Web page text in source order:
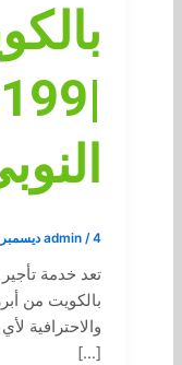
admin /4 ديسمبر، 2025
تعد خدمة
بالكويت من
والاحترافية
[…]